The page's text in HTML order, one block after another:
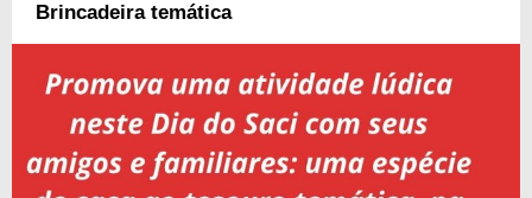
Brincadeira temática